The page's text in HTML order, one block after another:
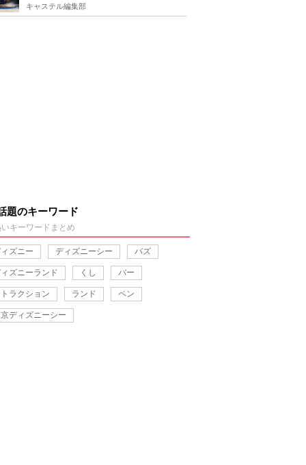
時間アプリも
キャステル編集部
題のキーワード
キーワードまとめ
ズニー ディズニーシー バズ
ズニーランド くし バー
ラクション ランド ペン
ディズニーシー